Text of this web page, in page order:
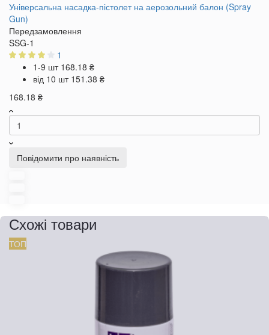
Універсальна насадка-пістолет на аерозольний балон (Spray
Gun)
Передзамовлення
SSG-1
1
1-9 шт 168.18 ₴
від 10 шт 151.38 ₴
168.18 ₴
Повідомити про наявність
Схожі товари
ТОП